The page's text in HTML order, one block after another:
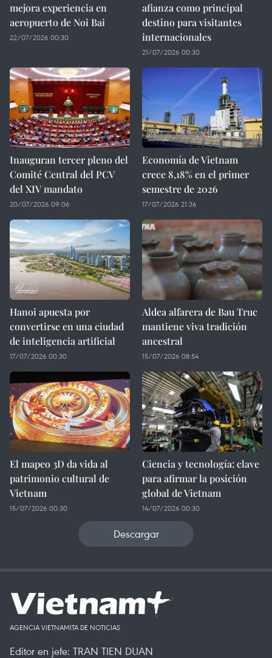
mejora experiencia en
aeropuerto de Noi Bai
22/07/2026 00:30
afianza como principal
destino para visitantes
internacionales
21/07/2026 00:30
Inauguran tercer pleno del
Comité Central del PCV
del XIV mandato
20/07/2026 09:06
Economía de Vietnam
crece 8,18% en el primer
semestre de 2026
17/07/2026 21:36
Hanoi apuesta por
convertirse en una ciudad
de inteligencia artificial
17/07/2026 00:30
Aldea alfarera de Bau Truc
mantiene viva tradición
ancestral
15/07/2026 08:54
El mapeo 3D da vida al
patrimonio cultural de
Vietnam
15/07/2026 00:30
Ciencia y tecnología: clave
para afirmar la posición
global de Vietnam
14/07/2026 00:30
Descargar
AGENCIA VIETNAMITA DE NOTICIAS
Editor en jefe: TRAN TIEN DUAN